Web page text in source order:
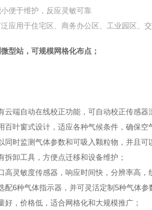
于维护，反应灵敏可靠
用于住宅区、商务办公区、工业园区、交
型站，可规模网格化布点 ；
云端自动在线校正功能，可自动校正传感
百叶窗式设计，适应各种气候条件，确保空
同时监测气体参数和可吸入颗粒物，并且
拆卸工具，方便点迁移和设备维护；
高灵敏度传感器，响应时间快，分辨率高
配6种气体指示器，并可灵活定制5种气体
好，价格低，适合网格化和大规模推广；